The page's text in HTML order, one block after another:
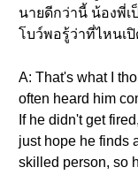
นายดีกว่านี้ น้องพี่เ
โบว์พอรู้ว่าที่ไหนเ
A: That's what I
often heard him
If he didn't get
just hope he finds
skilled person, so